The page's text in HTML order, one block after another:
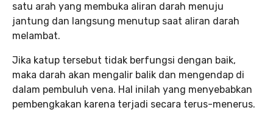
satu arah yang membuka aliran darah menuju
jantung dan langsung menutup saat aliran darah
melambat.
Jika katup tersebut tidak berfungsi dengan baik,
maka darah akan mengalir balik dan mengendap di
dalam pembuluh vena. Hal inilah yang menyebabkan
pembengkakan karena terjadi secara terus-menerus.